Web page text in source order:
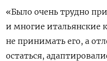
«Было очень трудно
и многие итальянские
не принимать его, а
остаться,